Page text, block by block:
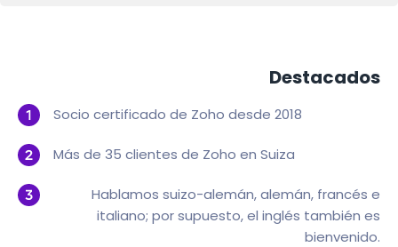
Destacados
Socio certificado de Zoho desde 2018
Más de 35 clientes de Zoho en Suiza
Hablamos suizo-alemán, alemán, francés e
italiano; por supuesto, el inglés también es
bienvenido.